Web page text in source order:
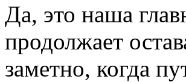
Да, это наша
продолжает
заметно, когда